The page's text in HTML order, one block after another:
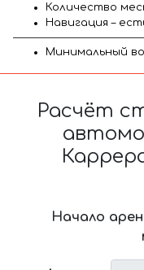
Количество
Навигация –
Минимальный
Расчёт
Начало